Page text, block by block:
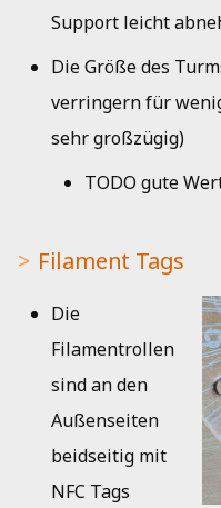
Support leicht
Die Größe des
verringern für
sehr großzügig)
TODO gute
Filament Tags
Die
Filamentrollen
sind an den
Außenseiten
beidseitig mit
NFC Tags